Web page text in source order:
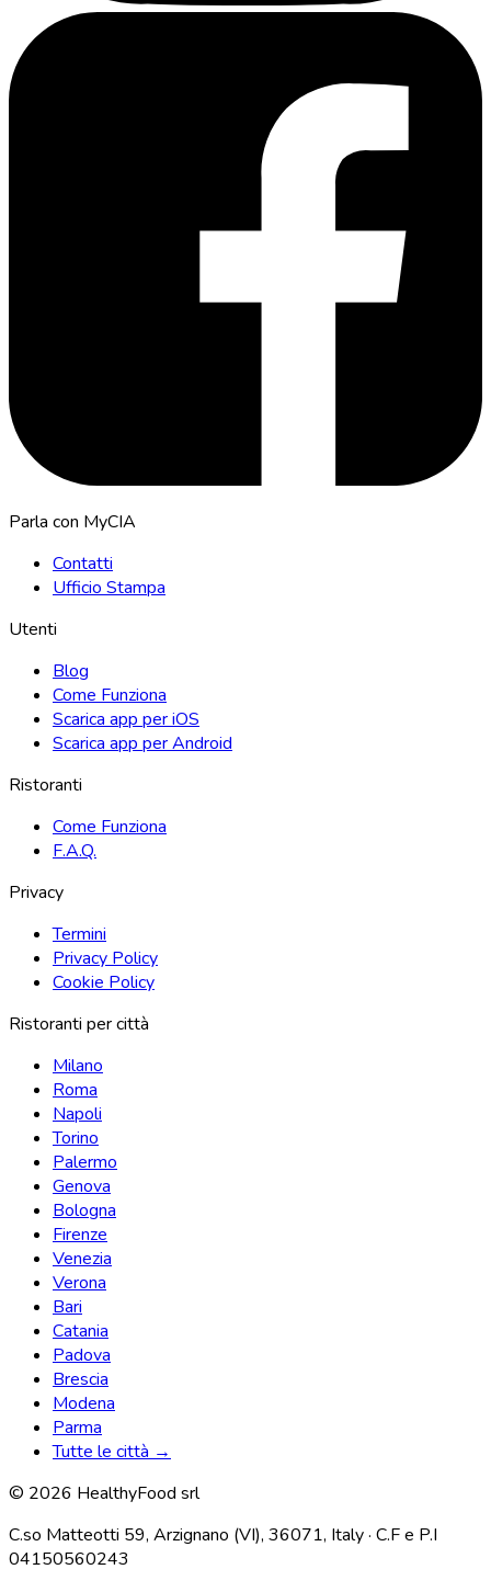
Parla con MyCIA
Contatti
Ufficio Stampa
Utenti
Blog
Come Funziona
Scarica app per iOS
Scarica app per Android
Ristoranti
Come Funziona
F.A.Q.
Privacy
Termini
Privacy Policy
Cookie Policy
Ristoranti per città
Milano
Roma
Napoli
Torino
Palermo
Genova
Bologna
Firenze
Venezia
Verona
Bari
Catania
Padova
Brescia
Modena
Parma
Tutte le città →
© 2026 HealthyFood srl
C.so Matteotti 59, Arzignano (VI), 36071, Italy · C.F e P.I
04150560243